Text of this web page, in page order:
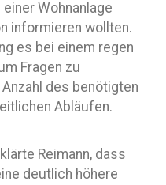
Wohnanlage
informieren wollten.
es bei einem regen
Fragen zu
des benötigten
Abläufen.
Reimann, dass
deutlich höhere